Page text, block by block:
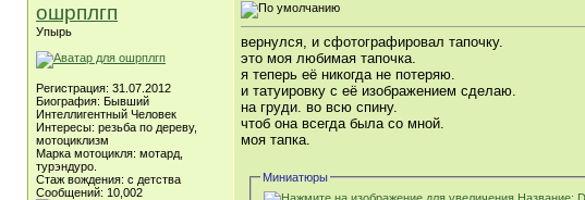
ошрплгп
Упырь
Регистрация: 31.07.2012
Биография: Бывший
Интеллигентный Человек
Интересы: резьба по дереву,
мотоциклизм
Марка мотоцикля: мотард,
турэндуро.
Стаж вождения: с детства
Сообщений: 10,002
вернулся, и сфотографировал тапочку.
это моя любимая тапочка.
я теперь её никогда не потеряю.
и татуировку с её изображением сделаю.
на груди. во всю спину.
чтоб она всегда была со мной.
моя тапка.
Миниатюры